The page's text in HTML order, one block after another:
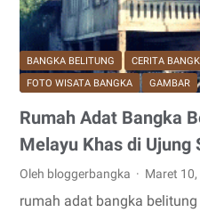
BANGKA BELITUNG CERITA
FOTO WISATA BANGKA
GAMBAR
Rumah Adat Bangka
Melayu Khas di Ujung
Oleh bloggerbangka Maret
rumah adat bangka